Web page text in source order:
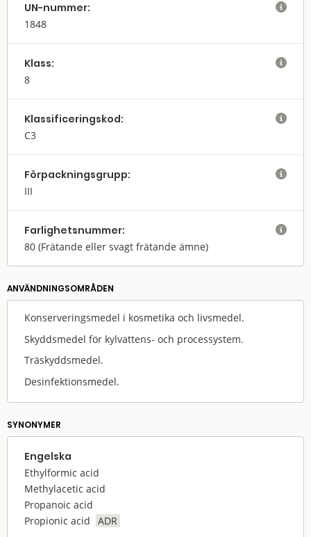
UN-nummer:
1848

Klass:
8

Klassifi­cerings­kod:
C3

Förpack­nings­grupp:
III

Farlighets­nummer:
80 (Frätande eller svagt frätande ämne)

ANVÄNDNINGS­OMRÅDEN
Konserveringsmedel i kosmetika och livsmedel.
Skyddsmedel för kylvattens- och processystem.
Träskyddsmedel.
Desinfektionsmedel.
SYNONYMER
Engelska
Ethylformic acid
Methylacetic acid
Propanoic acid
Propionic acid
ADR